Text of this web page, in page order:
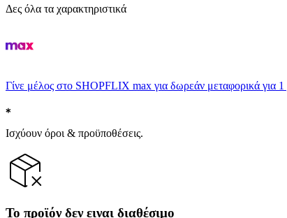
Δες όλα τα χαρακτηριστικά
Γίνε μέλος στο SHOPFLIX max για δωρεάν μεταφορικά για 1
Ισχύουν όροι & προϋποθέσεις.
Το προϊόν δεν ειναι διαθέσιμο